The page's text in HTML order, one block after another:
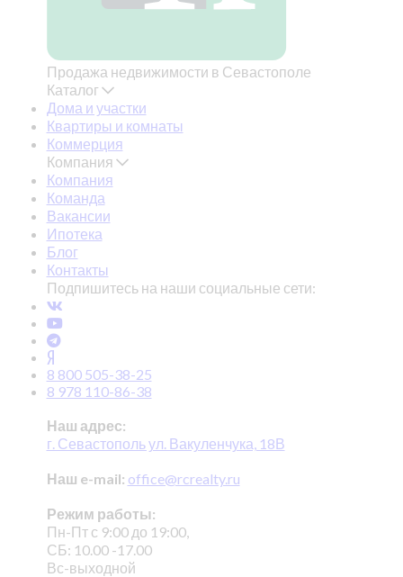
Продажа недвижимости в Севастополе
Каталог
Дома и участки
Квартиры и комнаты
Коммерция
Компания
Компания
Команда
Вакансии
Ипотека
Блог
Контакты
Подпишитесь на наши социальные сети:
8 800 505-38-25
8 978 110-86-38
Наш адрес:
г. Севастополь ул. Вакуленчука, 18В
Наш e-mail: office@rcrealty.ru
Режим работы:
Пн-Пт с 9:00 до 19:00,
СБ: 10.00 -17.00
Вс-выходной